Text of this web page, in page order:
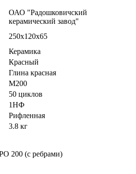
ОАО "Радошковичский
керамический завод"
250х120х65
Керамика
Красный
Глина красная
М200
50 циклов
1НФ
Рифленная
3.8 кг
200 (с ребрами)